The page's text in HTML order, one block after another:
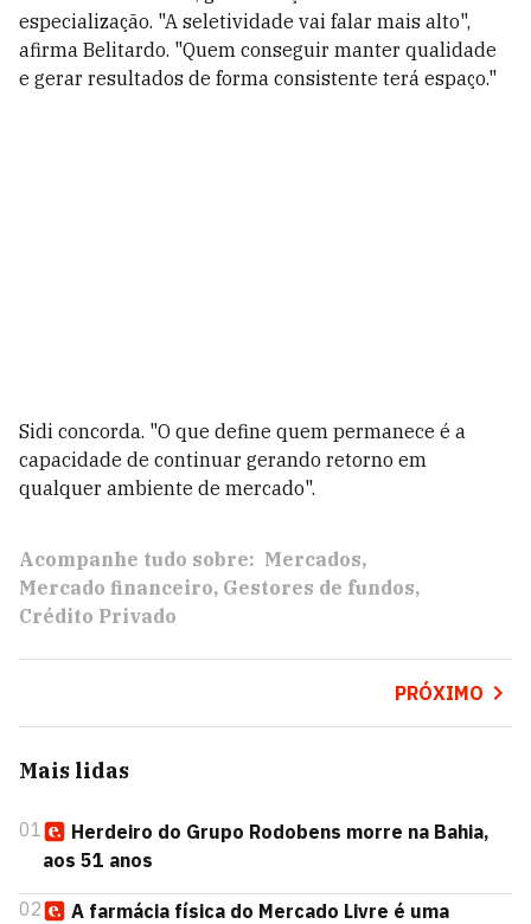
especialização. "A seletividade vai falar mais alto",
afirma Belitardo. "Quem conseguir manter qualidade
e gerar resultados de forma consistente terá espaço."
Sidi concorda. "O que define quem permanece é a
capacidade de continuar gerando retorno em
qualquer ambiente de mercado".
Acompanhe tudo sobre: Mercados
Mercado financeiro Gestores de fundos
Crédito Privado
PRÓXIMO
Mais lidas
01
Herdeiro do Grupo Rodobens morre na Bahia,
aos 51 anos
02
A farmácia física do Mercado Livre é uma